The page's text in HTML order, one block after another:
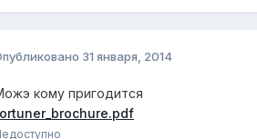
31 января, 2014
кому пригодится